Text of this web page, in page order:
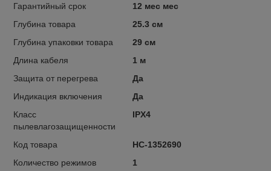
Гарантийный срок
12 мес мес
Глубина товара
25.3 см
Глубина упаковки товара
29 см
Длина кабеля
1 м
Защита от перегрева
Да
Индикация включения
Да
Класс
пылевлагозащищенности
IPX4
Код товара
НС-1352690
Количество режимов
1